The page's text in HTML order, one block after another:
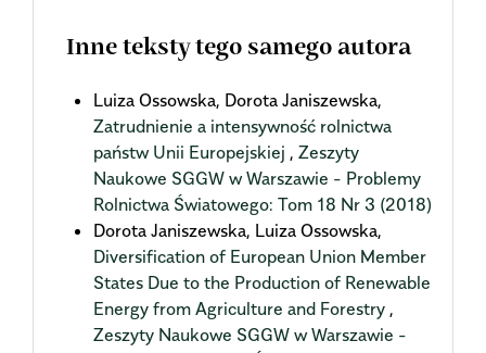
Inne teksty tego samego autora
Luiza Ossowska, Dorota Janiszewska,
Zatrudnienie a intensywność rolnictwa
państw Unii Europejskiej , Zeszyty
Naukowe SGGW w Warszawie - Problemy
Rolnictwa Światowego: Tom 18 Nr 3 (2018)
Dorota Janiszewska, Luiza Ossowska,
Diversification of European Union Member
States Due to the Production of Renewable
Energy from Agriculture and Forestry ,
Zeszyty Naukowe SGGW w Warszawie -